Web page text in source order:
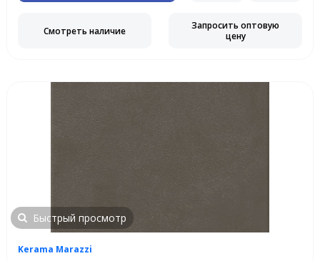
Смотреть наличие
Запросить оптовую
цену
Быстрый просмотр
Kerama Marazzi